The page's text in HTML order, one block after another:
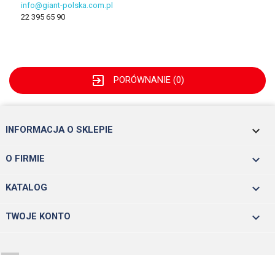
info@giant-polska.com.pl
22 395 65 90
exit_to_app PORÓWNANIE (0)
INFORMACJA O SKLEPIE keyboard_arrow_down
O FIRMIE 
KATALOG 
TWOJE KONTO 